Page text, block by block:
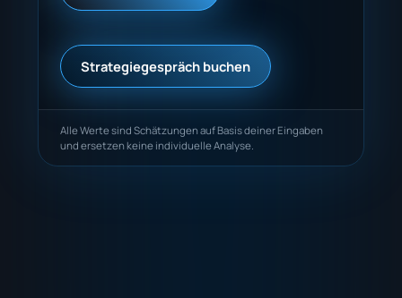
Strategiegespräch buchen
Alle Werte sind Schätzungen auf Basis deiner Eingaben
und ersetzen keine individuelle Analyse.